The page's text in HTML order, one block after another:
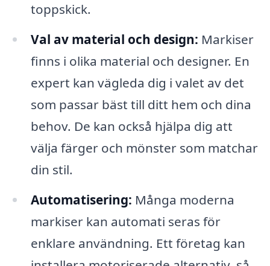
toppskick.
Val av material och design: Markiser
finns i olika material och designer. En
expert kan vägleda dig i valet av det
som passar bäst till ditt hem och dina
behov. De kan också hjälpa dig att
välja färger och mönster som matchar
din stil.
Automatisering: Många moderna
markiser kan automati seras för
enklare användning. Ett företag kan